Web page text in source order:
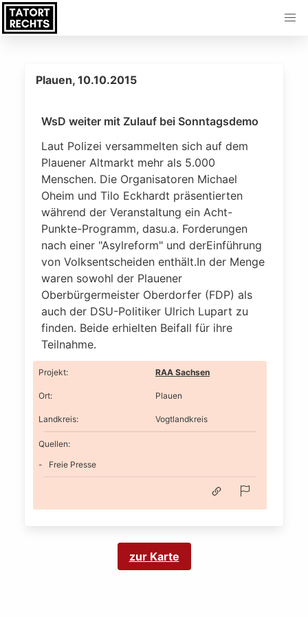
Plauen, 10.10.2015
WsD weiter mit Zulauf bei Sonntagsdemo
Laut Polizei versammelten sich auf dem
Plauener Altmarkt mehr als 5.000
Menschen. Die Organisatoren Michael
Oheim und Tilo Eckhardt präsentierten
während der Veranstaltung ein Acht-
Punkte-Programm, dasu.a. Forderungen
nach einer "Asylreform" und derEinführung
von Volksentscheiden enthält.In der Menge
waren sowohl der Plauener
Oberbürgermeister Oberdorfer (FDP) als
auch der DSU-Politiker Ulrich Lupart zu
finden. Beide erhielten Beifall für ihre
Teilnahme.
Projekt: RAA Sachsen
Ort: Plauen
Landkreis: Vogtlandkreis
Quellen:
Freie Presse
zur Karte